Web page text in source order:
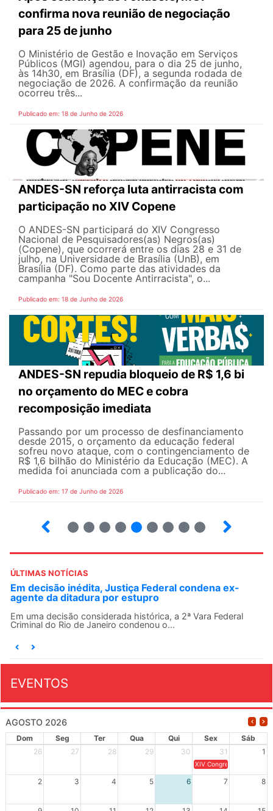
confirma nova reunião de negociação
para 25 de junho
O Ministério de Gestão e Inovação em Serviços
Públicos (MGI) agendou, para o dia 25 de junho,
às 14h30, em Brasília (DF), a segunda rodada de
negociação de 2026. A confirmação da reunião
ocorreu três...
Publicado em: 18 de Junho de 2026
ANDES-SN reforça luta antirracista com
participação no XIV Copene
O ANDES-SN participará do XIV Congresso
Nacional de Pesquisadores(as) Negros(as)
(Copene), que ocorrerá entre os dias 28 e 31 de
julho, na Universidade de Brasília (UnB), em
Brasília (DF). Como parte das atividades da
campanha "Sou Docente Antirracista", o...
Publicado em: 18 de Junho de 2026
ANDES-SN repudia bloqueio de R$ 1,6 bi
no orçamento do MEC e cobra
recomposição imediata
Passando por um processo de desfinanciamento
desde 2015, o orçamento da educação federal
sofreu novo ataque, com o contingenciamento de
R$ 1,6 bilhão do Ministério da Educação (MEC). A
medida foi anunciada com a publicação do...
Publicado em: 17 de Junho de 2026
ÚLTIMAS NOTÍCIAS
Em decisão inédita, Justiça Federal condena ex-
agente da ditadura por estupro
Em uma decisão considerada histórica, a 2ª Vara Federal
Criminal do Rio de Janeiro condenou o...
EVENTOS
AGOSTO 2026
Dom Seg Ter Qua Qui Sex
Sáb
26
27 28 29 30 31 1
XIV Congresso Brasileiro
2 3 4 5 6 7 8